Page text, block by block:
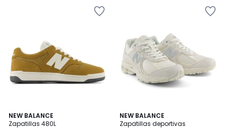
NEW BALANCE
Zapatillas 480L
5
/
2
Colores
NEW BALANCE
Zapatillas deportivas
4,8
/ 5
2
Colores